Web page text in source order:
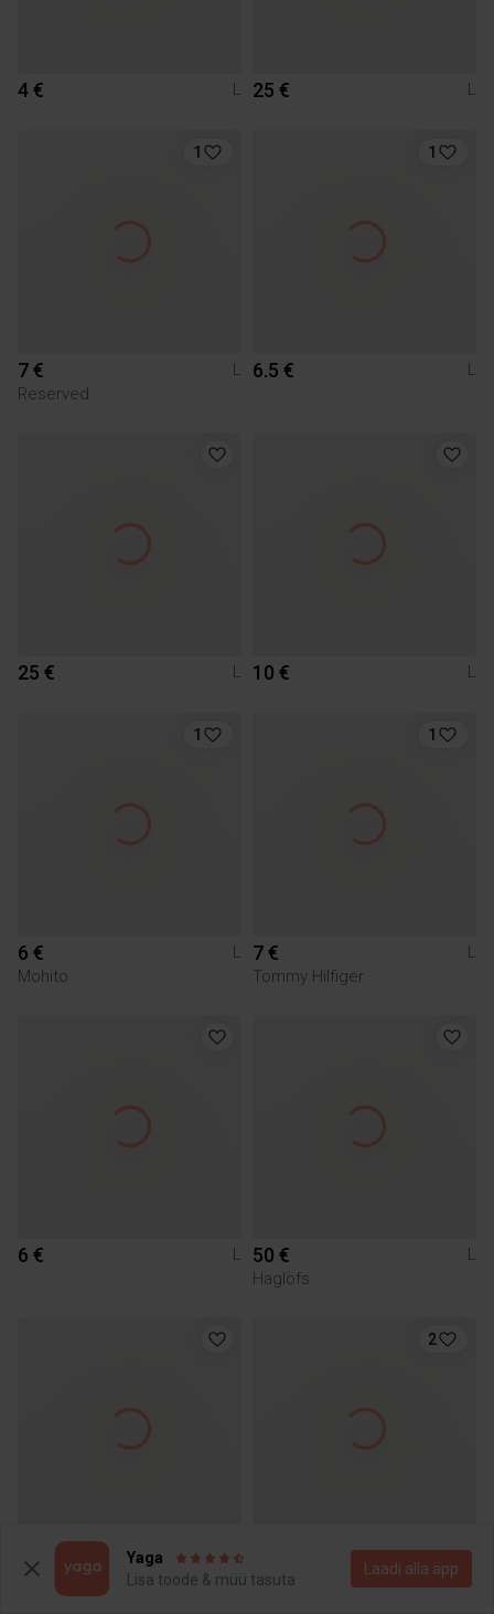
4 € L 25 € L
1
7 €
L
Reserved
1
6.5 € L
25 € L 10 € L
1
6 €
L
Mohito
1
7 €
L
Tommy Hilfiger
6 € L 50 €
L
Haglöfs
50 €
L
Haglöfs
2
L
Haglöfs
Yaga
Lisa toode & müü tasuta
Laadi alla äpp